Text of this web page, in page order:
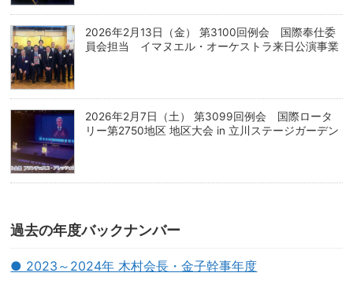
2026年2月13日（金） 第3100回例会 国際奉仕委
員会担当 イマヌエル・オーケストラ来日公演事業
2026年2月7日（土） 第3099回例会 国際ロータ
リー第2750地区 地区大会 in 立川ステージガーデン
過去の年度バックナンバー
● 2023～2024年 木村会長・金子幹事年度